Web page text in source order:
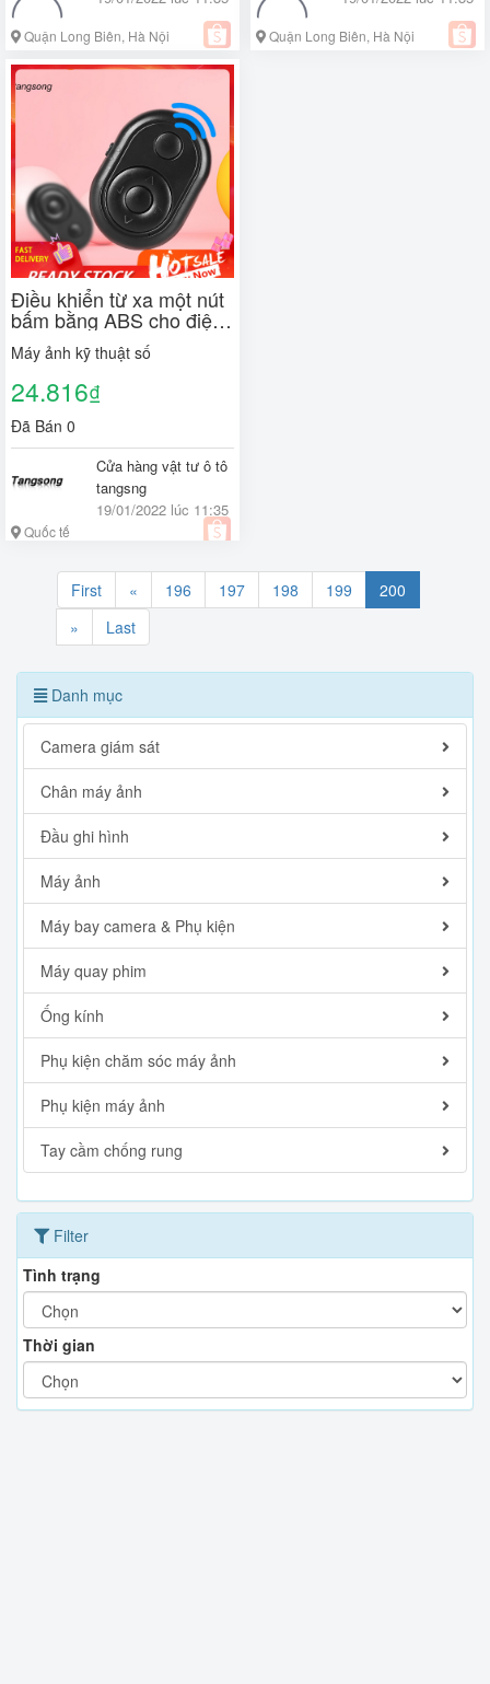
Quận Long Biên, Hà Nội Quận Long Biên, Hà Nội
Điều khiển từ xa một nút
bấm bằng ABS cho điện
thoại
Máy ảnh kỹ thuật số
24.816₫
Đã Bán 0
Cửa hàng vật tư ô tô
tangsng
19/01/2022 lúc 11:35
Quốc tế
First « 196 197 198 199
200
»
Last
Danh mục
Camera giám sát
Chân máy ảnh
Đầu ghi hình
Máy ảnh
Máy bay camera & Phụ kiện
Máy quay phim
Ống kính
Phụ kiện chăm sóc máy ảnh
Phụ kiện máy ảnh
Tay cầm chống rung
Filter
Tình trạng
Thời gian